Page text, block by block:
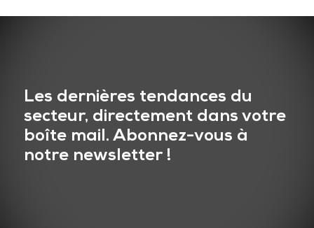
Les dernières tendances du
secteur, directement dans votre
boîte mail. Abonnez-vous à
notre newsletter !